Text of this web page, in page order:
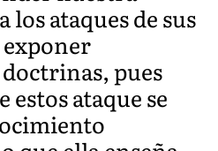
ataques de sus
exponer
pues
ataque se